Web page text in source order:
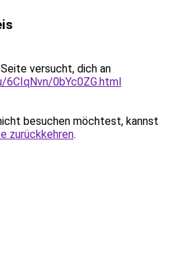
versucht, dich an
0bYc0ZG.html
besuchen möchtest, kannst
zurückkehren.